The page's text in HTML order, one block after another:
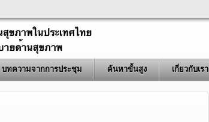
บทความจากการประชุม ค้นหาขั้นสูง เกี่ยวกับเรา